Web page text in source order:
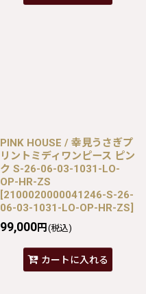
PINK HOUSE / 幸見うさぎプ
リントミディワンピース ピン
ク S-26-06-03-1031-LO-
OP-HR-ZS
[2100020000041246-S-26-
06-03-1031-LO-OP-HR-ZS]
99,000円 (税込)
カートに入れる